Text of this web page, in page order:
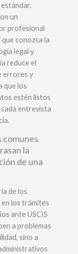
un
profesional
que conozca la
legal y
reduce el
errores y
que los
estén listos
entrevista
comunes
la
de una
de los
los trámites
ante USCIS
a problemas
sino a